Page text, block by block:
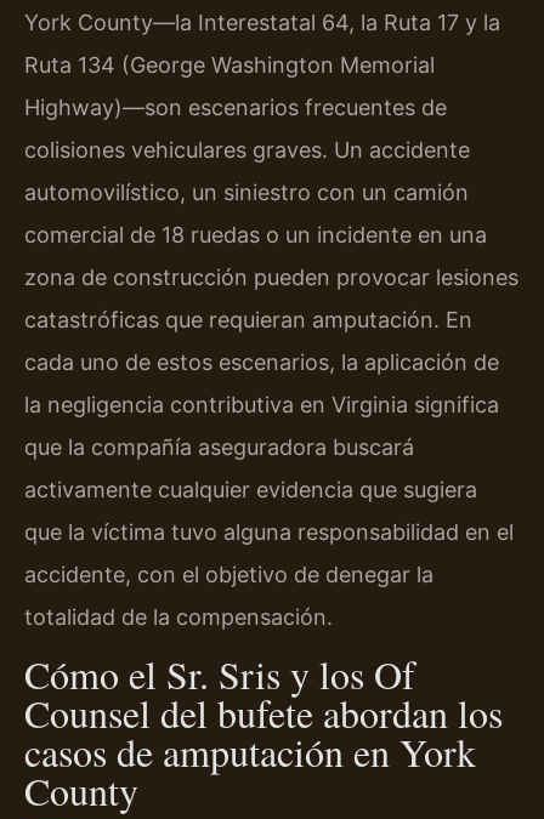
York County—la Interestatal 64, la Ruta 17 y la
Ruta 134 (George Washington Memorial
Highway)—son escenarios frecuentes de
colisiones vehiculares graves. Un accidente
automovilístico, un siniestro con un camión
comercial de 18 ruedas o un incidente en una
zona de construcción pueden provocar lesiones
catastróficas que requieran amputación. En
cada uno de estos escenarios, la aplicación de
la negligencia contributiva en Virginia significa
que la compañía aseguradora buscará
activamente cualquier evidencia que sugiera
que la víctima tuvo alguna responsabilidad en el
accidente, con el objetivo de denegar la
totalidad de la compensación.
Cómo el Sr. Sris y los Of
Counsel del bufete abordan los
casos de amputación en York
County